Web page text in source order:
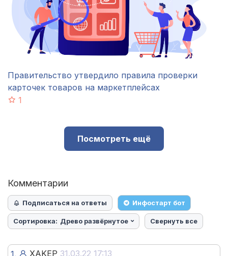
Правительство утвердило правила проверки
карточек товаров на маркетплейсах
1
Посмотреть ещё
Комментарии
Подписаться на ответы Инфостарт бот
Сортировка: Древо развёрнутое Свернуть все
1. XAKEP 31.03.22 17:13